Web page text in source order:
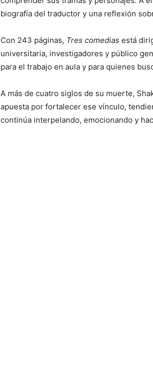
biografía del traductor y una reflexión
Con 243 páginas, Tres comedias está
universitaria, investigadores y público
para el trabajo en aula y para quienes
A más de cuatro siglos de su muerte,
apuesta por fortalecer ese vínculo,
continúa interpelando, emocionando y